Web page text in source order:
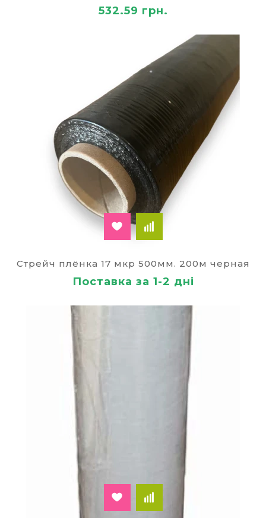
532.59 грн.
Стрейч плёнка 17 мкр 500мм. 200м черная
Поставка за 1-2 дні